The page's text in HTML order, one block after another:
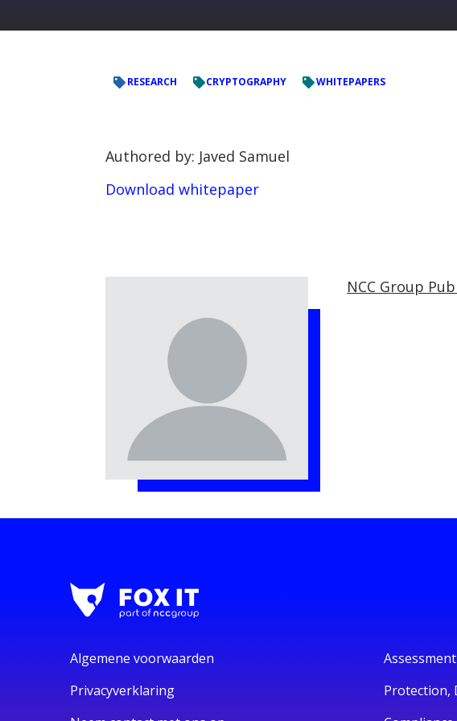
RESEARCH CRYPTOGRAPHY WHITEPAPERS
Authored by: Javed Samuel
Download whitepaper
NCC Group
Algemene voorwaarden
Privacyverklaring
Protection,